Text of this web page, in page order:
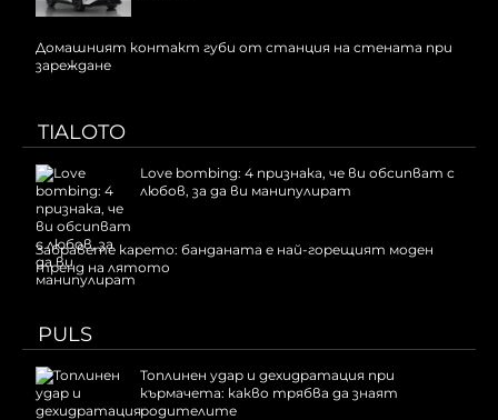
Домашният контакт губи от станция на стената при
зареждане
TIALOTO
Love bombing: 4 признака, че ви обсипват с
любов, за да ви манипулират
Забравете карето: банданата е най-горещият моден
тренд на лятото
PULS
Топлинен удар и дехидратация при
кърмачета: какво трябва да знаят
родителите